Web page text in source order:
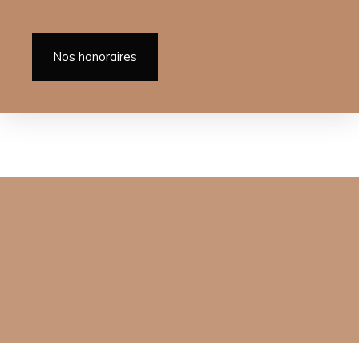
Nos honoraires